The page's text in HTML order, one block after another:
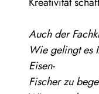
Auch der
Wie gelingt es
Eisen-
Fischer zu